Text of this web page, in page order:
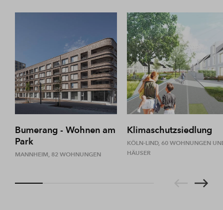
Bumerang - Wohnen am
Park
MANNHEIM, 82 WOHNUNGEN
Klimaschutzsiedlung
KÖLN-LIND, 60 WOHNUNGEN
HÄUSER